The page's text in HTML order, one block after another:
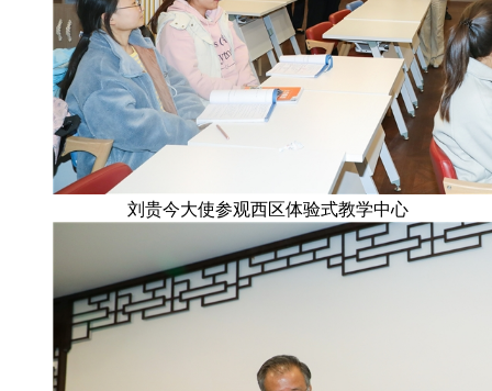
刘贵今大使参观西区体验式教学中心